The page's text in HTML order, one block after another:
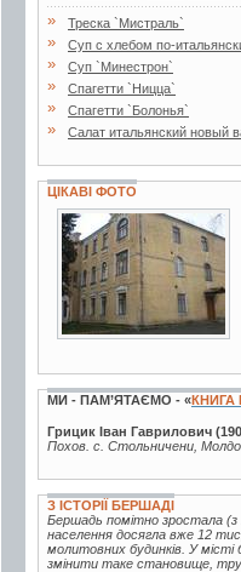
» Треска `Мистраль`
» Суп с хлебом по-
» Суп `Минестрон`
» Спагетти `Ницца`
» Спагетти `Болонья`
» Салат итальянский новый
ЦІКАВІ ФОТО
4 фото
МИ - ПАМ’ЯТАЄМО - «КНИГА
Грицик Іван Гаврилович
Похов. с. Стольничени,
З ІСТОРІЇ БЕРШАДІ
Бершадь помітно зростала
населення досягла вже 12 тис,
молитовних будинків. У місті
змінити таке становище,